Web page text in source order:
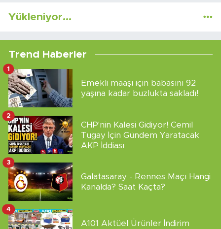
Yükleniyor...
Trend Haberler
Emekli maaşı için babasını 92
yaşına kadar buzlukta sakladı!
1
CHP'nin Kalesi Gidiyor! Cemil
Tugay İçin Gündem Yaratacak
AKP İddiası
2
Galatasaray - Rennes Maçı Hangi
Kanalda? Saat Kaçta?
3
A101 Aktüel Ürünler İndirim
4